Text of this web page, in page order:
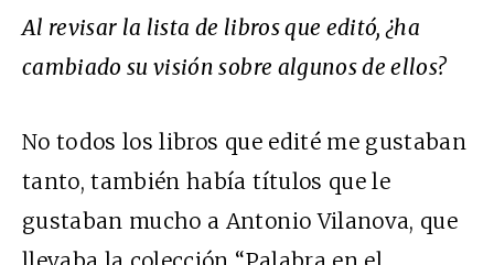
Al revisar la lista de libros que editó, ¿ha
cambiado su visión sobre algunos de ellos?
No todos los libros que edité me gustaban
tanto, también había títulos que le
gustaban mucho a Antonio Vilanova, que